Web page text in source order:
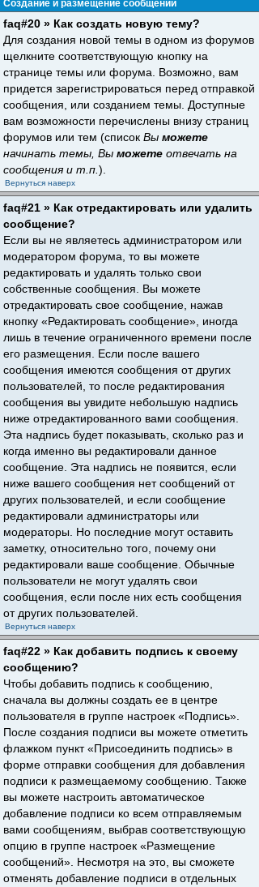
Создание и размещение сообщений
faq#20 » Как создать новую тему?
Для создания новой темы в одном из форумов
щелкните соответствующую кнопку на
странице темы или форума. Возможно, вам
придется зарегистрироваться перед отправкой
сообщения, или созданием темы. Доступные
вам возможности перечислены внизу страниц
форумов или тем (список Вы можете
начинать темы, Вы можете отвечать на
сообщения и т.п. ).
Вернуться наверх
faq#21 » Как отредактировать или удалить
сообщение?
Если вы не являетесь администратором или
модератором форума, то вы можете
редактировать и удалять только свои
собственные сообщения. Вы можете
отредактировать свое сообщение, нажав
кнопку «Редактировать сообщение», иногда
лишь в течение ограниченного времени после
его размещения. Если после вашего
сообщения имеются сообщения от других
пользователей, то после редактирования
сообщения вы увидите небольшую надпись
ниже отредактированного вами сообщения.
Эта надпись будет показывать, сколько раз и
когда именно вы редактировали данное
сообщение. Эта надпись не появится, если
ниже вашего сообщения нет сообщений от
других пользователей, и если сообщение
редактировали администраторы или
модераторы. Но последние могут оставить
заметку, относительно того, почему они
редактировали ваше сообщение. Обычные
пользователи не могут удалять свои
сообщения, если после них есть сообщения
от других пользователей.
Вернуться наверх
faq#22 » Как добавить подпись к своему
сообщению?
Чтобы добавить подпись к сообщению,
сначала вы должны создать ее в центре
пользователя в группе настроек «Подпись».
После создания подписи вы можете отметить
флажком пункт «Присоединить подпись» в
форме отправки сообщения для добавления
подписи к размещаемому сообщению. Также
вы можете настроить автоматическое
добавление подписи ко всем отправляемым
вами сообщениям, выбрав соответствующую
опцию в группе настроек «Размещение
сообщений». Несмотря на это, вы сможете
отменять добавление подписи в отдельных